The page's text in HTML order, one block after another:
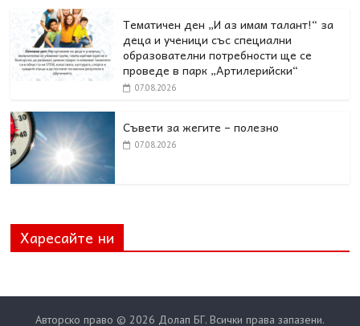
Тематичен ден „И аз имам талант!“ за
деца и ученици със специални
образователни потребности ще се
проведе в парк „Артилерийски“
07.08.2026
Съвети за жегите – полезно
07.08.2026
Харесайте ни
Авторско право © 2026 Долап БГ. Всички права запазени.